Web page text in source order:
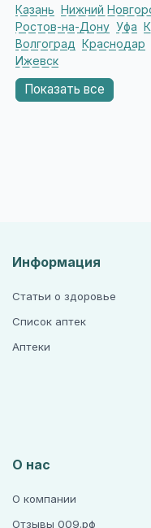
Казань Нижний
Ростов-на-Дону Уфа
Волгоград Краснодар
Ижевск
Показать все
Информация
Статьи о здоровье
Список аптек
Аптеки
О нас
О компании
Отзывы 009.рф